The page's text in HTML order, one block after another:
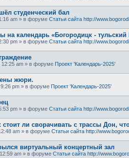
студенческий бал
am » в форуме Статьи сайта http://
на календарь «Богородицк - тульский
pm » в форуме Статьи сайта http://
12:25 am » в форуме Проект 'Календарь-2025'
жюри.
pm » в форуме Проект 'Календарь-2025'
pm » в форуме Статьи сайта http://
стоит ли сворачивать с трассы Дон,
am » в форуме Статьи сайта http://
виртуальный концертный зал
am » в форуме Статьи сайта http://